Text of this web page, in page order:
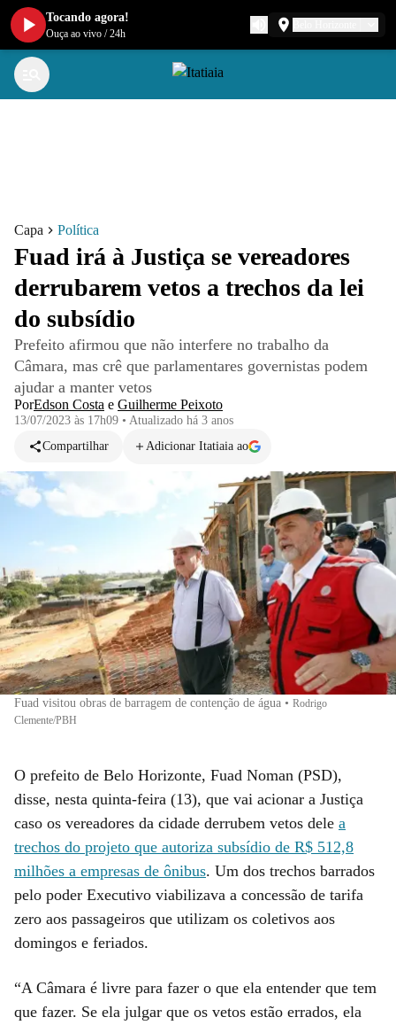
Capa Política
Fuad irá à Justiça se vereadores
derrubarem vetos a trechos da lei
do subsídio
Prefeito afirmou que não interfere no trabalho da
Câmara, mas crê que parlamentares governistas podem
ajudar a manter vetos
PorEdson Costa e Guilherme Peixoto
13/07/2023 às 17h09 • Atualizado há 3 anos
Compartilhar
Adicionar Itatiaia ao
Fuad visitou obras de barragem de contenção de água • Rodrigo
Clemente/PBH
O prefeito de Belo Horizonte, Fuad Noman (PSD),
disse, nesta quinta-feira (13), que vai acionar a Justiça
caso os vereadores da cidade derrubem vetos dele a
trechos do projeto que autoriza subsídio de R$ 512,8
milhões a empresas de ônibus. Um dos trechos barrados
pelo poder Executivo viabilizava a concessão de tarifa
zero aos passageiros que utilizam os coletivos aos
domingos e feriados.
“A Câmara é livre para fazer o que ela entender que tem
que fazer. Se ela julgar que os vetos estão errados, ela
Tocando agora!
Ouça ao vivo /24h